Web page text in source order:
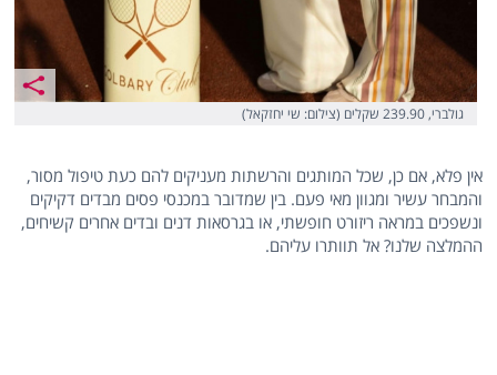
גולברי, 239.90 שקלים (צילום: שי יחזקאל)
אין פלא, אם כן, שכל המותגים והרשתות מעניקים להם כעת טיפול מסור,
והמבחר עשיר ומגוון מאי פעם. בין שמדובר במכנסי פסים מבדים דקיקים
ונשפכים במראה ריזורט חופשתי, או בגרסאות דנים ובדים אחרים קשיחים,
ההמלצה שלנו? אל תוותרו עליהם.